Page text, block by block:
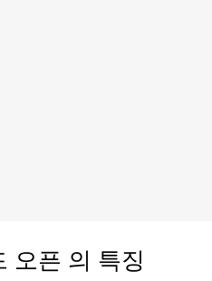
오픈 의 특징